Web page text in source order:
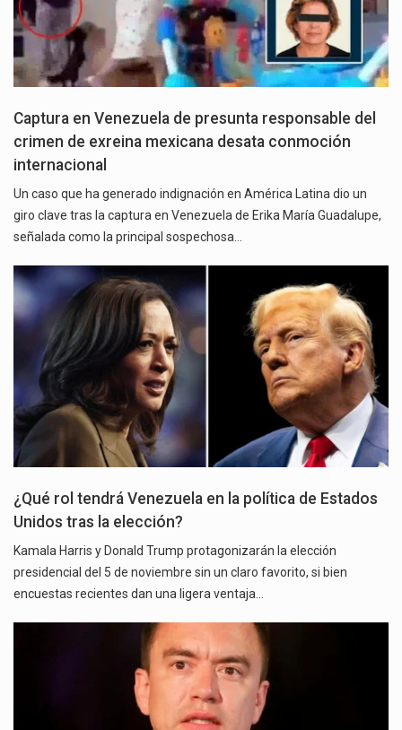
Captura en Venezuela de presunta responsable del
crimen de exreina mexicana desata conmoción
internacional
Un caso que ha generado indignación en América Latina dio un
giro clave tras la captura en Venezuela de Erika María Guadalupe,
señalada como la principal sospechosa…
¿Qué rol tendrá Venezuela en la política de Estados
Unidos tras la elección?
Kamala Harris y Donald Trump protagonizarán la elección
presidencial del 5 de noviembre sin un claro favorito, si bien
encuestas recientes dan una ligera ventaja…